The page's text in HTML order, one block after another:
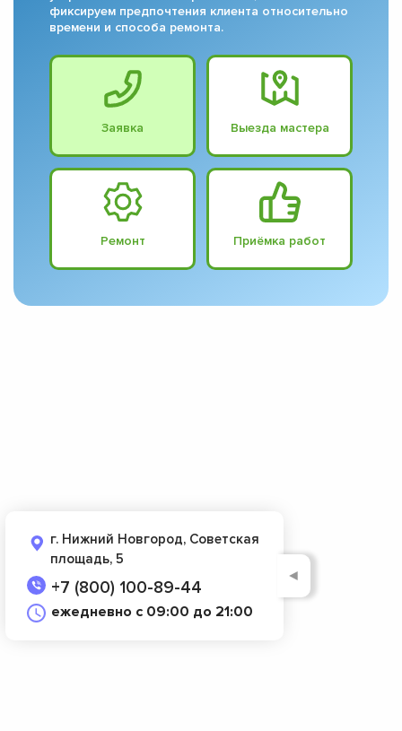
фиксируем предпочтения клиента относительно
времени и способа ремонта.
Заявка Выезда мастера
Ремонт Приёмка работ
г. Нижний Новгород, Советская
площадь, 5
+7 (800) 100-89-44
ежедневно с 09:00 до 21:00
◄